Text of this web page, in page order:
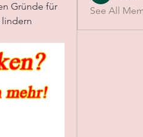
Gründe für
See All